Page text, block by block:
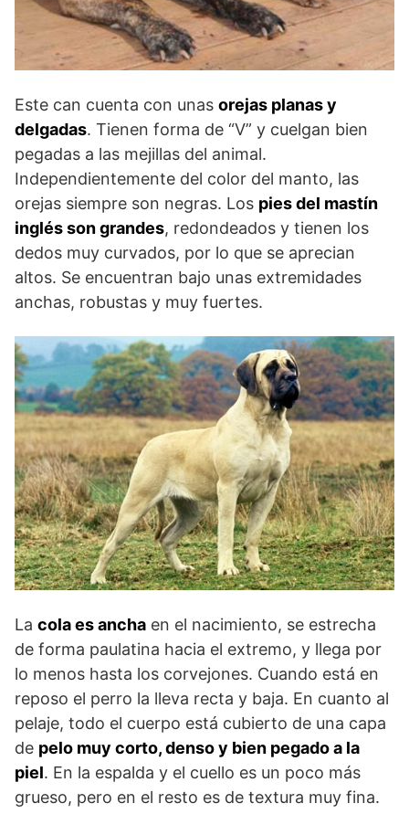
Este can cuenta con unas orejas planas y
delgadas. Tienen forma de “V” y cuelgan bien
pegadas a las mejillas del animal.
Independientemente del color del manto, las
orejas siempre son negras. Los pies del mastín
inglés son grandes, redondeados y tienen los
dedos muy curvados, por lo que se aprecian
altos. Se encuentran bajo unas extremidades
anchas, robustas y muy fuertes.
La cola es ancha en el nacimiento, se estrecha
de forma paulatina hacia el extremo, y llega por
lo menos hasta los corvejones. Cuando está en
reposo el perro la lleva recta y baja. En cuanto al
pelaje, todo el cuerpo está cubierto de una capa
de pelo muy corto, denso y bien pegado a la
piel. En la espalda y el cuello es un poco más
grueso, pero en el resto es de textura muy fina.